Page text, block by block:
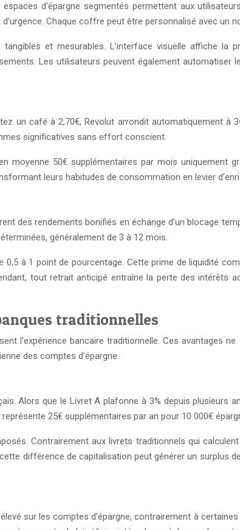
d’épargne segmentés permettent aux
Chaque coffre peut être personnalisé avec un
et mesurables. L’interface visuelle affiche la
Les utilisateurs peuvent également
un café à 2,70€, Revolut arrondit automatiquement
significatives sans effort conscient.
50€ supplémentaires par mois uniquement
leurs habitudes de consommation en levier
des rendements bonifiés en échange d’un blocage
généralement de 3 à 12 mois.
à 1 point de pourcentage. Cette prime de liquidité
tout retrait anticipé entraîne la perte des intérêts
traditionnelles
l’expérience bancaire traditionnelle. Ces avantages
des comptes d’épargne.
Alors que le Livret A plafonne à 3% depuis plusieurs
25€ supplémentaires par an pour 10 000€
Contrairement aux livrets traditionnels qui
différence de capitalisation peut générer un surplus
sur les comptes d’épargne, contrairement à